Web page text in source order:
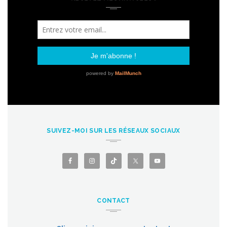
SUIVEZ-MOI SUR LES RÉSEAUX SOCIAUX
CONTACT